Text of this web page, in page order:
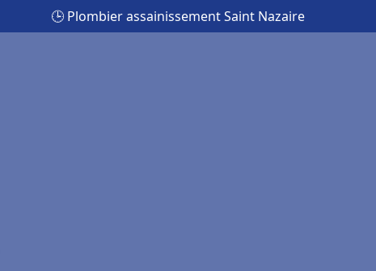
🕒 Plombier assainissement Saint Nazaire